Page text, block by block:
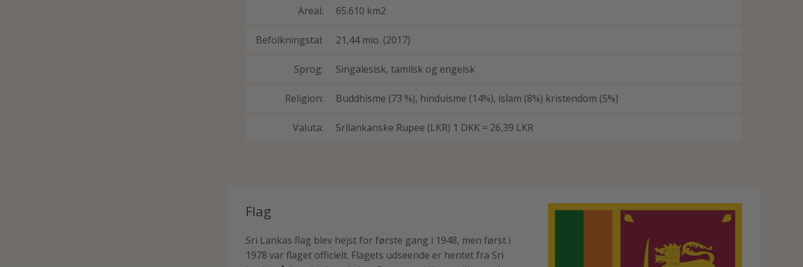
Areal: 65.610 km2
Befolkningstal: 21,44 mio. (2017)
Sprog: Singalesisk, tamilsk og engelsk
Religion: Buddhisme (73 %), hinduisme (14%), islam (8%) kristendom (5%)
Valuta: Srilankanske Rupee (LKR) 1 DKK = 26,39 LKR
Flag
Sri Lankas flag blev hejst for første gang i 1948, men først i
1978 var flaget officielt. Flagets udseende er hentet fra Sri